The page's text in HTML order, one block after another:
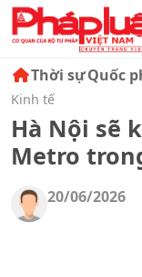
Thời sựQuốc
Kinh tế
Hà Nội sẽ
Metro
20/06/2026